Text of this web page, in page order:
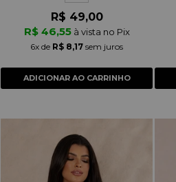
R$ 49,00
R$ 46,55 à vista no Pix
6x de R$ 8,17 sem juros
ADICIONAR AO CARRINHO